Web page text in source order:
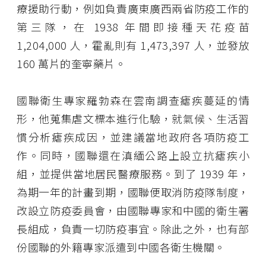
療援助行動，例如負責廣東廣西兩省防疫工作的
第三隊，在 1938 年間即接種天花疫苗
1,204,000 人，霍亂則有 1,473,397 人，並發放
160 萬片的奎寧藥片。
國聯衛生專家羅勃森在雲南調查瘧疾蔓延的情
形，他蒐集虐文標本進行化驗，就氣候、生活習
慣分析瘧疾成因，並建議當地政府各項防疫工
作。同時，國聯還在滇緬公路上設立抗瘧疾小
組，並提供當地居民醫療服務。到了 1939 年，
為期一年的計畫到期，國聯便取消防疫隊制度，
改設立防疫委員會，由國聯專家和中國的衛生署
長組成，負責一切防疫事宜。除此之外，也有部
份國聯的外籍專家派遣到中國各衛生機關。